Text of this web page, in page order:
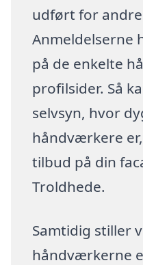
udført for
Anmeldelserne
på de enkelte
profilsider. Så
selvsyn, hvor
håndværkere
tilbud på din
Troldhede.
Samtidig stiller
håndværkerne